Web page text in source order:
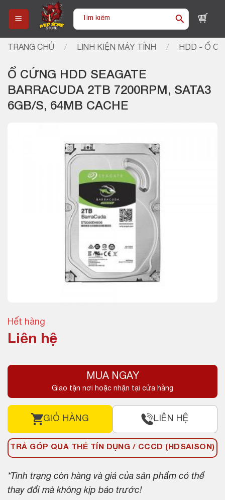
content
Tìm
TRANG CHỦ / LINH KIỆN MÁY TÍNH / HDD - Ổ
Ổ CỨNG HDD SEAGATE
BARRACUDA 2TB 7200RPM, SATA3
6GB/S, 64MB CACHE
Hết hàng
Liên hệ
MUA NGAY
Giao tận nơi hoặc nhận tại cửa hàng
GIỎ HÀNG LIÊN HỆ
TRẢ GÓP QUA THẺ TÍN DỤNG / CCCD (HDSAISON)
*Tình trạng còn hàng và giá của sản phẩm có thể
thay đổi mà không kịp báo trước!